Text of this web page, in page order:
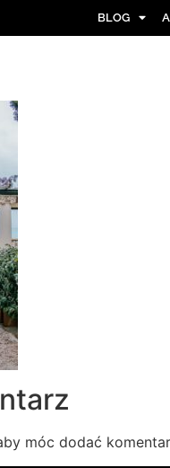
BLOG
móc dodać